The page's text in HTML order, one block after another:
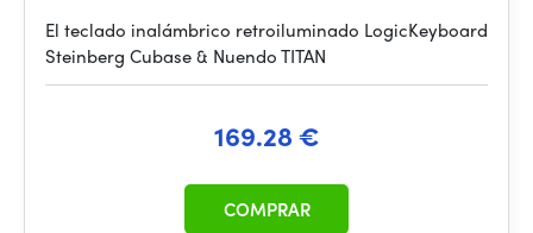
El teclado inalámbrico retroiluminado LogicKeyboard
Steinberg Cubase & Nuendo TITAN
169.28 €
COMPRAR